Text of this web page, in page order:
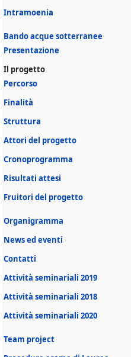
Intramoenia
Bando acque sotterranee
Presentazione
Il progetto
Percorso
Finalità
Struttura
Attori del progetto
Cronoprogramma
Risultati attesi
Fruitori del progetto
Organigramma
News ed eventi
Contatti
Attività seminariali 2019
Attività seminariali 2018
Attività seminariali 2020
Team project